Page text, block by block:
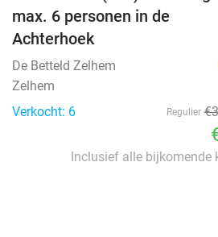
max. 6 personen in de
Achterhoek
De Betteld Zelhem
Zelhem
Verkocht: 6
Regulier
Inclusief alle bijkomende